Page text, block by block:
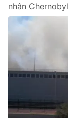
nhân